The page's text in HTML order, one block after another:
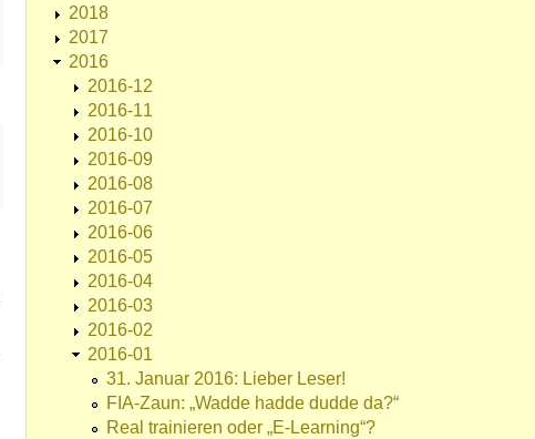
2018
2017
2016
2016-12
2016-11
2016-10
2016-09
2016-08
2016-07
2016-06
2016-05
2016-04
2016-03
2016-02
2016-01
31. Januar 2016: Lieber Leser!
FIA-Zaun: „Wadde hadde dudde da?“
Real trainieren oder „E-Learning“?